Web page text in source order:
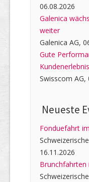
06.08.2026
Galenica
weiter
Galenica AG,
Gute
Swisscom AG,
Neueste
Fonduefahrt
16.11.2026
Brunchfahrten